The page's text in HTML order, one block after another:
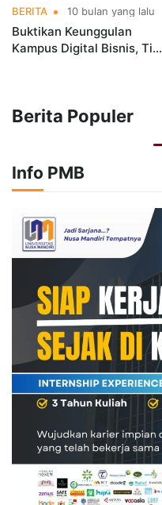
BERITA 10 bulan yang lalu
Buktikan Keunggulan
Kampus Digital Bisnis, Tim
Berita Populer
Info PMB